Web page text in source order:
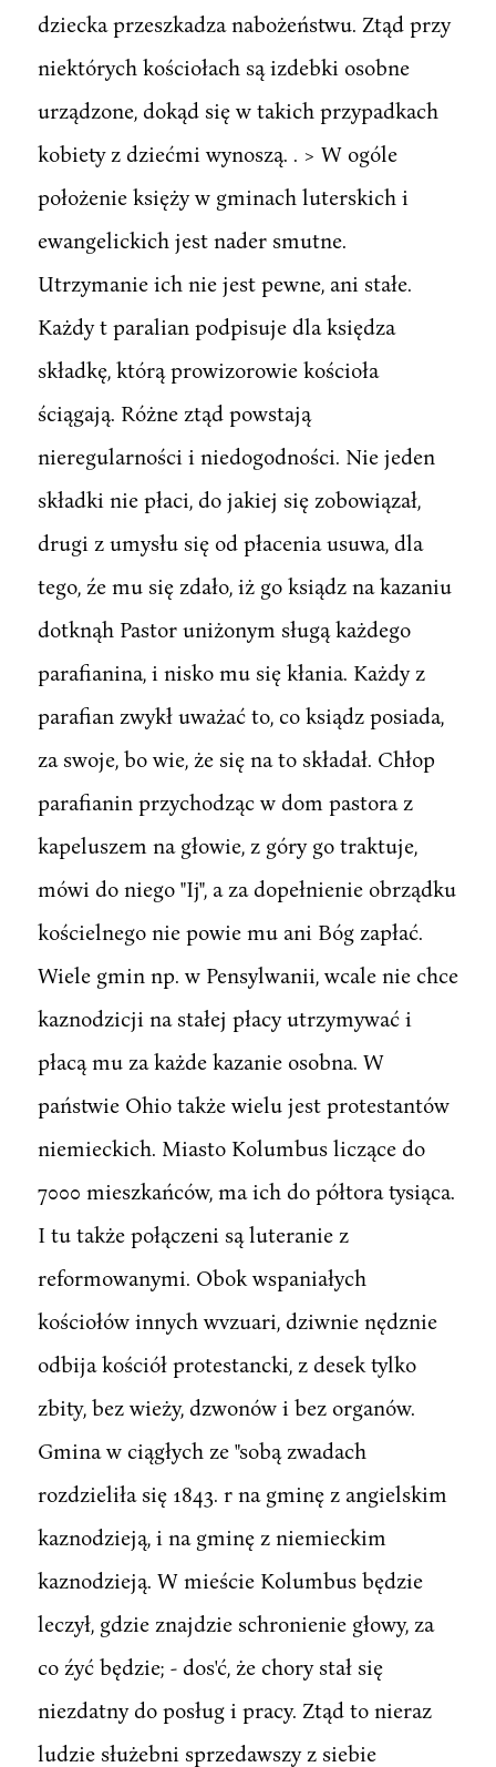
dziecka przeszkadza nabożeństwu. Ztąd przy
niektórych kościołach są izdebki osobne
urządzone, dokąd się w takich przypadkach
kobiety z dziećmi wynoszą. . > W ogóle
położenie księży w gminach luterskich i
ewangelickich jest nader smutne.
Utrzymanie ich nie jest pewne, ani stałe.
Każdy t paralian podpisuje dla księdza
składkę, którą prowizorowie kościoła
ściągają. Różne ztąd powstają
nieregularności i niedogodności. Nie jeden
składki nie płaci, do jakiej się zobowiązał,
drugi z umysłu się od płacenia usuwa, dla
tego, źe mu się zdało, iż go ksiądz na kazaniu
dotknąh Pastor uniżonym sługą każdego
parafianina, i nisko mu się kłania. Każdy z
parafian zwykł uważać to, co ksiądz posiada,
za swoje, bo wie, że się na to składał. Chłop
parafianin przychodząc w dom pastora z
kapeluszem na głowie, z góry go traktuje,
mówi do niego "Ij", a za dopełnienie obrządku
kościelnego nie powie mu ani Bóg zapłać.
Wiele gmin np. w Pensylwanii, wcale nie chce
kaznodzicji na stałej płacy utrzymywać i
płacą mu za każde kazanie osobna. W
państwie Ohio także wielu jest protestantów
niemieckich. Miasto Kolumbus liczące do
7000 mieszkańców, ma ich do półtora tysiąca.
I tu także połączeni są luteranie z
reformowanymi. Obok wspaniałych
kościołów innych wvzuari, dziwnie nędznie
odbija kościół protestancki, z desek tylko
zbity, bez wieży, dzwonów i bez organów.
Gmina w ciągłych ze "sobą zwadach
rozdzieliła się 1843. r na gminę z angielskim
kaznodzieją, i na gminę z niemieckim
kaznodzieją. W mieście Kolumbus będzie
leczył, gdzie znajdzie schronienie głowy, za
co źyć będzie; - dos'ć, że chory stał się
niezdatny do posług i pracy. Ztąd to nieraz
ludzie służebni sprzedawszy z siebie